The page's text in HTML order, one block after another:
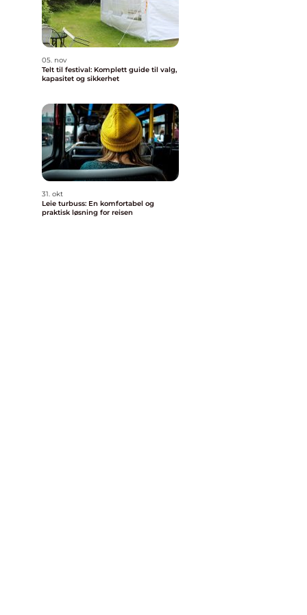
05. nov
Telt til festival: Komplett guide til valg,
kapasitet og sikkerhet
31. okt
Leie turbuss: En komfortabel og
praktisk løsning for reisen